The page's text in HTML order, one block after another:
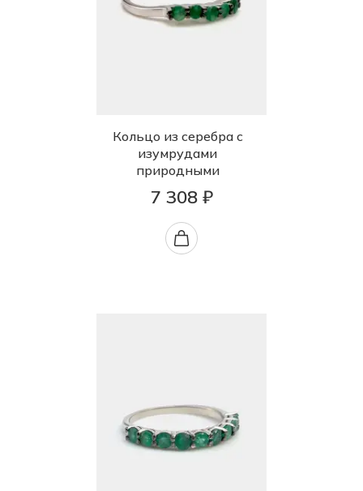
Кольцо из серебра с
изумрудами
природными
7 308 ₽